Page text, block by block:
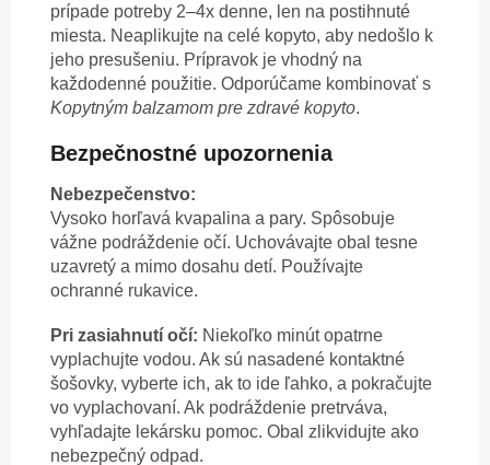
prípade potreby 2–4x denne, len na postihnuté
miesta. Neaplikujte na celé kopyto, aby nedošlo k
jeho presušeniu. Prípravok je vhodný na
každodenné použitie. Odporúčame kombinovať s
Kopytným balzamom pre zdravé kopyto.
Bezpečnostné upozornenia
Nebezpečenstvo:
Vysoko horľavá kvapalina a pary. Spôsobuje
vážne podráždenie očí. Uchovávajte obal tesne
uzavretý a mimo dosahu detí. Používajte
ochranné rukavice.
Pri zasiahnutí očí: Niekoľko minút opatrne
vyplachujte vodou. Ak sú nasadené kontaktné
šošovky, vyberte ich, ak to ide ľahko, a pokračujte
vo vyplachovaní. Ak podráždenie pretrváva,
vyhľadajte lekársku pomoc. Obal zlikvidujte ako
nebezpečný odpad.